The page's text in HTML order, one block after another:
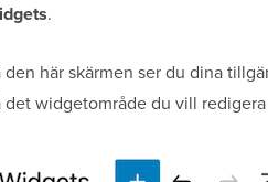
.
den här skärmen ser du dina
det widgetområde du vill